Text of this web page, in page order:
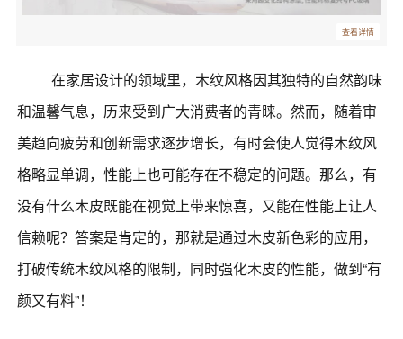
查看详情
在家居设计的领域里，木纹风格因其独特的自然韵味
和温馨气息，历来受到广大消费者的青睐。然而，随着审
美趋向疲劳和创新需求逐步增长，有时会使人觉得木纹风
格略显单调，性能上也可能存在不稳定的问题。那么，有
没有什么木皮既能在视觉上带来惊喜，又能在性能上让人
信赖呢？答案是肯定的，那就是通过木皮新色彩的应用，
打破传统木纹风格的限制，同时强化木皮的性能，做到“有
颜又有料”！